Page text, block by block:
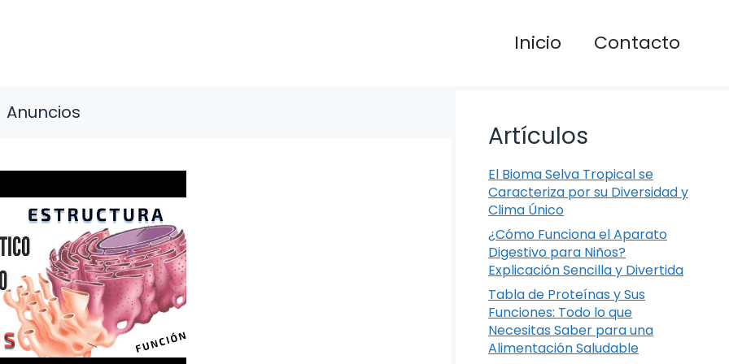
Inicio Contacto
Anuncios
Artículos
El Bioma Selva Tropical se
Caracteriza por su Diversidad y
Clima Único
¿Cómo Funciona el Aparato
Digestivo para Niños?
Explicación Sencilla y Divertida
Tabla de Proteínas y Sus
Funciones: Todo lo que
Necesitas Saber para una
Alimentación Saludable